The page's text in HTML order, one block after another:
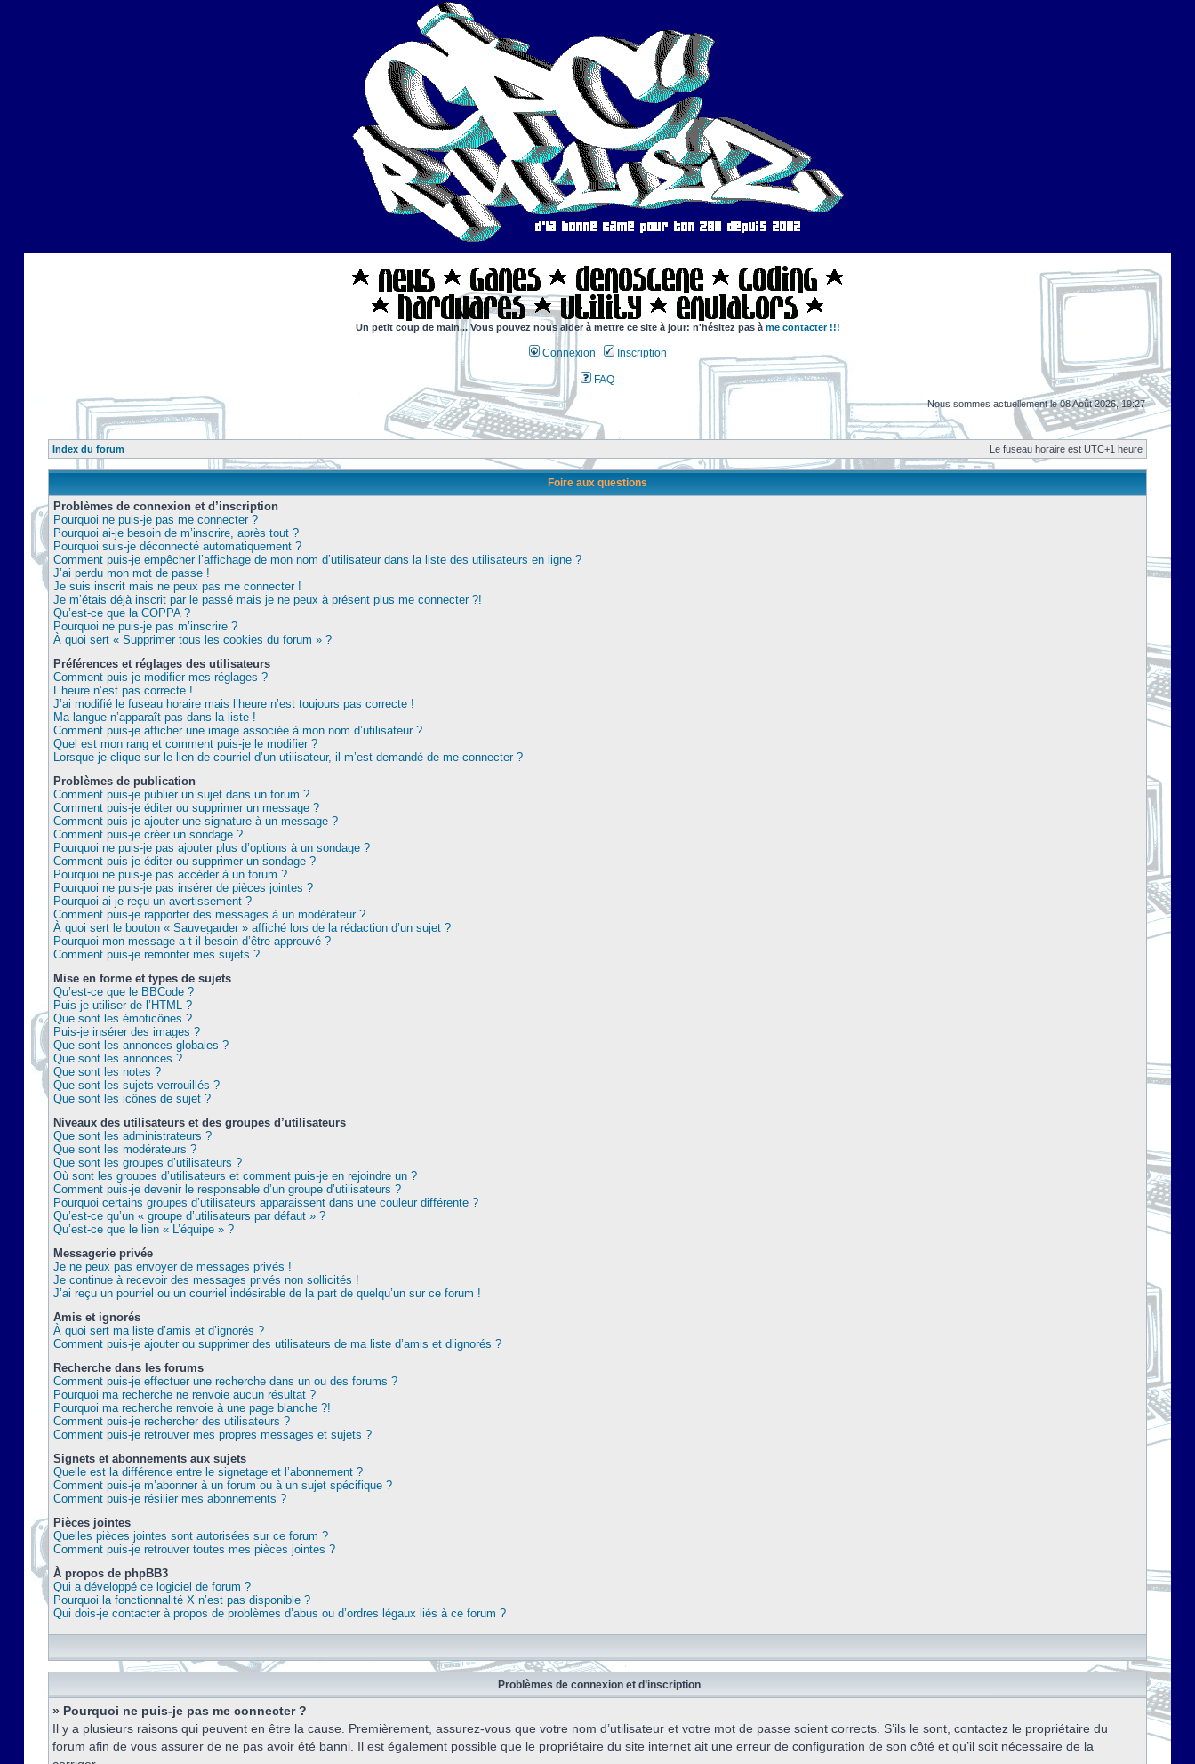
Un petit coup de main... Vous pouvez nous aider à mettre ce site à jour: n'hésitez pas à me contacter !!!
Connexion Inscription
FAQ
Nous sommes actuellement le 08 Août 2026, 19:27
Index du forum Le fuseau horaire est UTC+1 heure
Foire aux questions
Problèmes de connexion et d’inscription
Pourquoi ne puis-je pas me connecter ?
Pourquoi ai-je besoin de m’inscrire, après tout ?
Pourquoi suis-je déconnecté automatiquement ?
Comment puis-je empêcher l’affichage de mon nom d’utilisateur dans la liste des utilisateurs en ligne ?
J’ai perdu mon mot de passe !
Je suis inscrit mais ne peux pas me connecter !
Je m’étais déjà inscrit par le passé mais je ne peux à présent plus me connecter ?!
Qu’est-ce que la COPPA ?
Pourquoi ne puis-je pas m’inscrire ?
À quoi sert « Supprimer tous les cookies du forum » ?
Préférences et réglages des utilisateurs
Comment puis-je modifier mes réglages ?
L’heure n’est pas correcte !
J’ai modifié le fuseau horaire mais l’heure n’est toujours pas correcte !
Ma langue n’apparaît pas dans la liste !
Comment puis-je afficher une image associée à mon nom d’utilisateur ?
Quel est mon rang et comment puis-je le modifier ?
Lorsque je clique sur le lien de courriel d’un utilisateur, il m’est demandé de me connecter ?
Problèmes de publication
Comment puis-je publier un sujet dans un forum ?
Comment puis-je éditer ou supprimer un message ?
Comment puis-je ajouter une signature à un message ?
Comment puis-je créer un sondage ?
Pourquoi ne puis-je pas ajouter plus d’options à un sondage ?
Comment puis-je éditer ou supprimer un sondage ?
Pourquoi ne puis-je pas accéder à un forum ?
Pourquoi ne puis-je pas insérer de pièces jointes ?
Pourquoi ai-je reçu un avertissement ?
Comment puis-je rapporter des messages à un modérateur ?
À quoi sert le bouton « Sauvegarder » affiché lors de la rédaction d’un sujet ?
Pourquoi mon message a-t-il besoin d’être approuvé ?
Comment puis-je remonter mes sujets ?
Mise en forme et types de sujets
Qu’est-ce que le BBCode ?
Puis-je utiliser de l’HTML ?
Que sont les émoticônes ?
Puis-je insérer des images ?
Que sont les annonces globales ?
Que sont les annonces ?
Que sont les notes ?
Que sont les sujets verrouillés ?
Que sont les icônes de sujet ?
Niveaux des utilisateurs et des groupes d’utilisateurs
Que sont les administrateurs ?
Que sont les modérateurs ?
Que sont les groupes d’utilisateurs ?
Où sont les groupes d’utilisateurs et comment puis-je en rejoindre un ?
Comment puis-je devenir le responsable d’un groupe d’utilisateurs ?
Pourquoi certains groupes d’utilisateurs apparaissent dans une couleur différente ?
Qu’est-ce qu’un « groupe d’utilisateurs par défaut » ?
Qu’est-ce que le lien « L’équipe » ?
Messagerie privée
Je ne peux pas envoyer de messages privés !
Je continue à recevoir des messages privés non sollicités !
J’ai reçu un pourriel ou un courriel indésirable de la part de quelqu’un sur ce forum !
Amis et ignorés
À quoi sert ma liste d’amis et d’ignorés ?
Comment puis-je ajouter ou supprimer des utilisateurs de ma liste d’amis et d’ignorés ?
Recherche dans les forums
Comment puis-je effectuer une recherche dans un ou des forums ?
Pourquoi ma recherche ne renvoie aucun résultat ?
Pourquoi ma recherche renvoie à une page blanche ?!
Comment puis-je rechercher des utilisateurs ?
Comment puis-je retrouver mes propres messages et sujets ?
Signets et abonnements aux sujets
Quelle est la différence entre le signetage et l’abonnement ?
Comment puis-je m’abonner à un forum ou à un sujet spécifique ?
Comment puis-je résilier mes abonnements ?
Pièces jointes
Quelles pièces jointes sont autorisées sur ce forum ?
Comment puis-je retrouver toutes mes pièces jointes ?
À propos de phpBB3
Qui a développé ce logiciel de forum ?
Pourquoi la fonctionnalité X n’est pas disponible ?
Qui dois-je contacter à propos de problèmes d’abus ou d’ordres légaux liés à ce forum ?
Problèmes de connexion et d’inscription
» Pourquoi ne puis-je pas me connecter ?
Il y a plusieurs raisons qui peuvent en être la cause. Premièrement, assurez-vous que votre nom d’utilisateur et votre mot de passe soient corrects. S’ils le sont, contactez le propriétaire du
forum afin de vous assurer de ne pas avoir été banni. Il est également possible que le propriétaire du site internet ait une erreur de configuration de son côté et qu’il soit nécessaire de la